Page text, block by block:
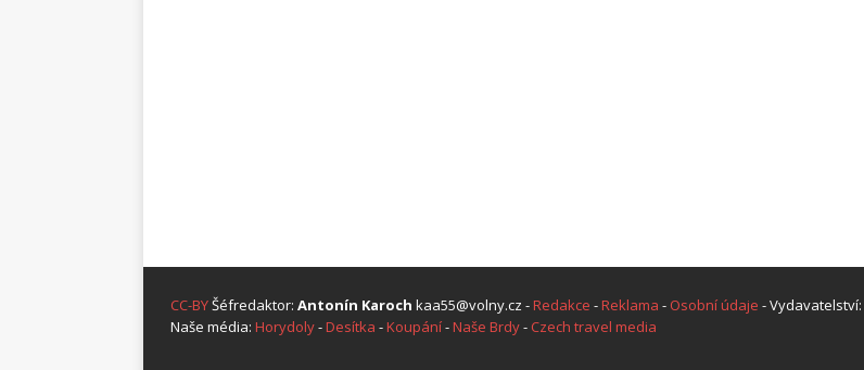
CC-BYŠéfredaktor: Antonín Karoch kaa55@volny.cz -Redakce -Reklama - Osobní údaje - Vydavatelství:
Naše média: Horydoly-Desítka -Koupání-Naše Brdy- Czech travel media